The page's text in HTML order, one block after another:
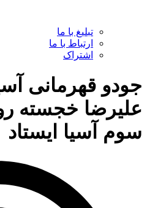
تبلیغ با ما
ارتباط با ما
اشتراک
جودو قهرمانی
علیرضا خجسته
سوم آسیا ایستاد